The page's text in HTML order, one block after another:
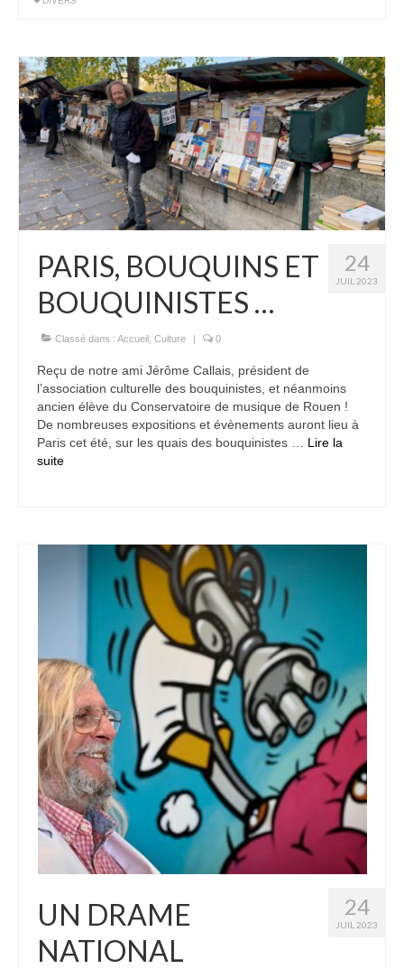
24
JUIL 2023
PARIS, BOUQUINS ET
BOUQUINISTES …
Classé dans : Accueil Culture | 0
Reçu de notre ami Jérôme Callais, président de
l’association culturelle des bouquinistes, et néanmoins
ancien élève du Conservatoire de musique de Rouen !
De nombreuses expositions et évènements auront lieu à
Paris cet été, sur les quais des bouquinistes … Lire la
suite­­
24
JUIL 2023
UN DRAME
NATIONAL